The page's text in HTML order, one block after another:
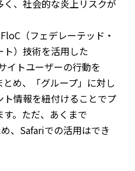
、社会的な炎上リスクが
（フェデレーテッド・
）技術を活用した
イトユーザーの行動を
とめ、「グループ」に対し
情報を紐付けることでプ
。ただ、あくまで
、Safariでの活用はでき